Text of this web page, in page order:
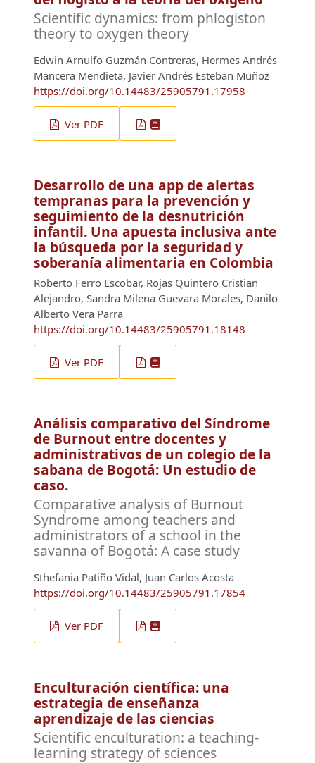
Scientific dynamics: from phlogiston
theory to oxygen theory
Edwin Arnulfo Guzmán Contreras, Hermes Andrés
Mancera Mendieta, Javier Andrés Esteban Muñoz
https://doi.org/10.14483/25905791.17958
Ver PDF
Desarrollo de una app de alertas
tempranas para la prevención y
seguimiento de la desnutrición
infantil. Una apuesta inclusiva ante
la búsqueda por la seguridad y
soberanía alimentaria en Colombia
Roberto Ferro Escobar, Rojas Quintero Cristian
Alejandro, Sandra Milena Guevara Morales, Danilo
Alberto Vera Parra
https://doi.org/10.14483/25905791.18148
Ver PDF
Análisis comparativo del Síndrome
de Burnout entre docentes y
administrativos de un colegio de la
sabana de Bogotá: Un estudio de
caso.
Comparative analysis of Burnout
Syndrome among teachers and
administrators of a school in the
savanna of Bogotá: A case study
Sthefania Patiño Vidal, Juan Carlos Acosta
https://doi.org/10.14483/25905791.17854
Ver PDF
Enculturación científica: una
estrategia de enseñanza
aprendizaje de las ciencias
Scientific enculturation: a teaching-
learning strategy of sciences